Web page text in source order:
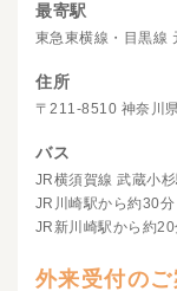
最寄駅
東急東横線・目黒線
住所
〒211-8510 神奈川
バス
JR横須賀線 武蔵小
JR川崎駅から約30分
JR新川崎駅から約20
外来受付のご